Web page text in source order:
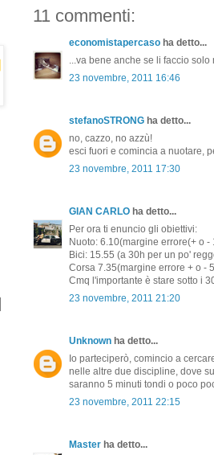
11 commenti:
economistapercaso ha detto...
...va bene anche se li faccio
23 novembre, 2011 16:46
stefanoSTRONG ha detto...
no, cazzo, no azzù!
esci fuori e comincia a nuotare,
23 novembre, 2011 17:30
GIAN CARLO ha detto...
Per ora ti enuncio gli obiettivi:
Nuoto: 6.10(margine errore(+ o
Bici: 15.55 (a 30h per un po'
Corsa 7.35(margine errore + o -
Cmq l'importante è stare sotto i
23 novembre, 2011 21:20
Unknown ha detto...
Io parteciperò, comincio a
nelle altre due discipline, dove
saranno 5 minuti tondi o poco
23 novembre, 2011 22:15
Master ha detto...